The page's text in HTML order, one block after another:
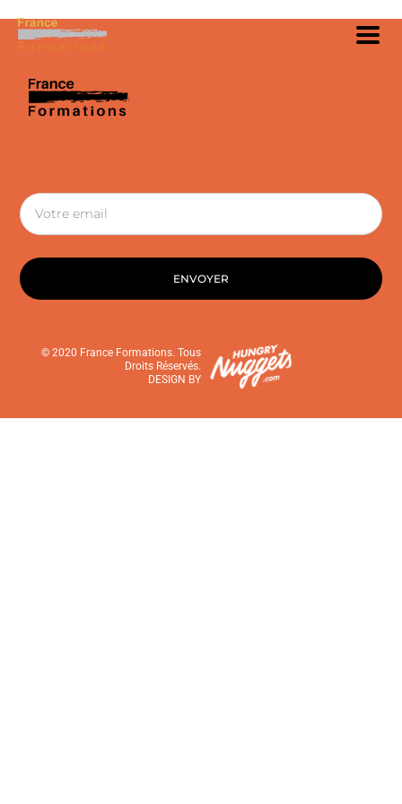
ENVOYER
© 2020 France Formations. Tous
Droits Réservés.
DESIGN BY